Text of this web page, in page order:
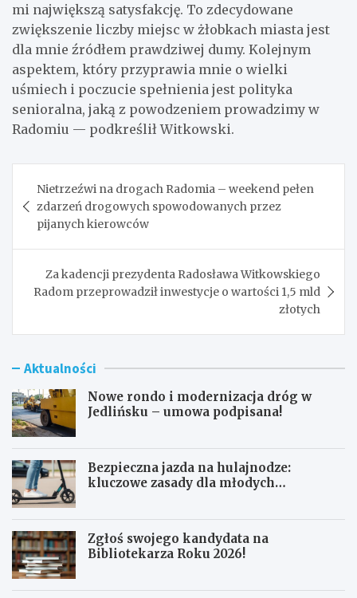
mi największą satysfakcję. To zdecydowane
zwiększenie liczby miejsc w żłobkach miasta jest
dla mnie źródłem prawdziwej dumy. Kolejnym
aspektem, który przyprawia mnie o wielki
uśmiech i poczucie spełnienia jest polityka
senioralna, jaką z powodzeniem prowadzimy w
Radomiu — podkreślił Witkowski.
wpisu
Nietrzeźwi na drogach Radomia – weekend pełen
zdarzeń drogowych spowodowanych przez
pijanych kierowców
Za kadencji prezydenta Radosława Witkowskiego
Radom przeprowadził inwestycje o wartości 1,5 mld
złotych
Aktualności
Nowe rondo i modernizacja dróg w
Jedlińsku – umowa podpisana!
Bezpieczna jazda na hulajnodze:
kluczowe zasady dla młodych
Zgłoś swojego kandydata na
Bibliotekarza Roku 2026!